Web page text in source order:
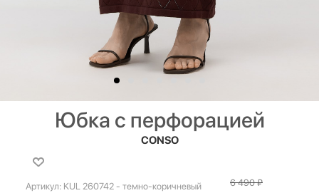
Юбка с перфорацией
CONSO
Артикул: KUL 260742 - темно-коричневый 6 490₽